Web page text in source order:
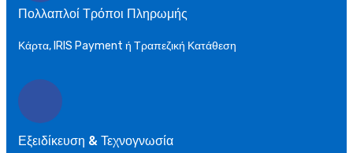
Πολλαπλοί Τρόποι Πληρωμής
Κάρτα, IRIS Payment ή Τραπεζική Κατάθεση
Εξειδίκευση & Τεχνογνωσία